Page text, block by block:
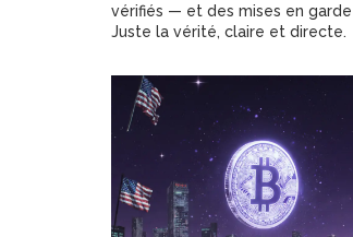
vérifiés — et des mises en
Juste la vérité, claire et directe.